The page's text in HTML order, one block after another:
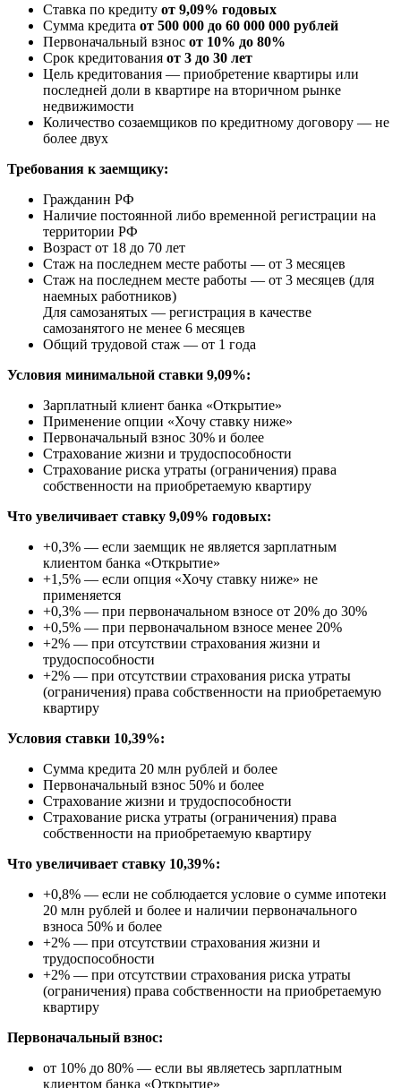
Ставка по кредиту от 9,09% годовых
Сумма кредита от 500 000 до 60 000 000 рублей
Первоначальный взнос от 10% до 80%
Срок кредитования от 3 до 30 лет
Цель кредитования — приобретение квартиры или
последней доли в квартире на вторичном рынке
недвижимости
Количество созаемщиков по кредитному договору — не
более двух
Требования к заемщику:
Гражданин РФ
Наличие постоянной либо временной регистрации на
территории РФ
Возраст от 18 до 70 лет
Стаж на последнем месте работы — от 3 месяцев
Стаж на последнем месте работы — от 3 месяцев (для
наемных работников)
Для самозанятых — регистрация в качестве
самозанятого не менее 6 месяцев
Общий трудовой стаж — от 1 года
Условия минимальной ставки 9,09%:
Зарплатный клиент банка «Открытие»
Применение опции «Хочу ставку ниже»
Первоначальный взнос 30% и более
Страхование жизни и трудоспособности
Страхование риска утраты (ограничения) права
собственности на приобретаемую квартиру
Что увеличивает ставку 9,09% годовых:
+0,3% — если заемщик не является зарплатным
клиентом банка «Открытие»
+1,5% — если опция «Хочу ставку ниже» не
применяется
+0,3% — при первоначальном взносе от 20% до 30%
+0,5% — при первоначальном взносе менее 20%
+2% — при отсутствии страхования жизни и
трудоспособности
+2% — при отсутствии страхования риска утраты
(ограничения) права собственности на приобретаемую
квартиру
Условия ставки 10,39%:
Сумма кредита 20 млн рублей и более
Первоначальный взнос 50% и более
Страхование жизни и трудоспособности
Страхование риска утраты (ограничения) права
собственности на приобретаемую квартиру
Что увеличивает ставку 10,39%:
+0,8% — если не соблюдается условие о сумме ипотеки
20 млн рублей и более и наличии первоначального
взноса 50% и более
+2% — при отсутствии страхования жизни и
трудоспособности
+2% — при отсутствии страхования риска утраты
(ограничения) права собственности на приобретаемую
квартиру
Первоначальный взнос:
от 10% до 80% — если вы являетесь зарплатным
клиентом банка «Открытие»